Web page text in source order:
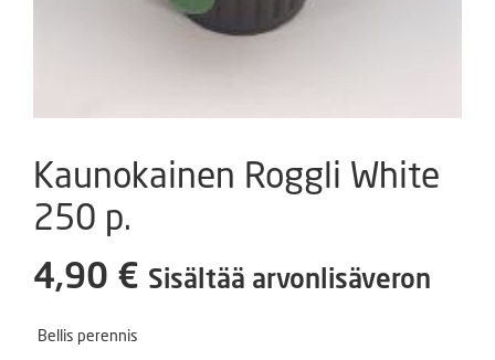
Kaunokainen Roggli White
250 p.
4,90 € Sisältää arvonlisäveron
Bellis perennis